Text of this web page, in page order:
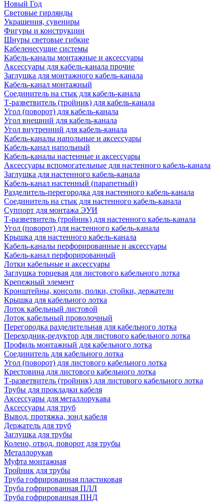
Новый Год
Световые гирлянды
Украшения, сувениры
Фигуры и конструкции
Шнуры световые гибкие
Кабеленесущие системы
Кабель-каналы монтажные и аксессуары
Аксессуары для кабель-канала прочие
Заглушка для монтажного кабель-канала
Кабель-канал монтажный
Соединитель на стык для кабель-канала
Т-разветвитель (тройник) для кабель-канала
Угол (поворот) для кабель-канала
Угол внешний для кабель-канала
Угол внутренний для кабель-канала
Кабель-каналы напольные и аксессуары
Кабель-канал напольный
Кабель-каналы настенные и аксессуары
Аксессуары вспомогательные для настенного кабель-канала
Заглушка для настенного кабель-канала
Кабель-канал настенный (парапетный)
Разделитель-перегородка для настенного кабель-канала
Соединитель на стык для настенного кабель-канала
Суппорт для монтажа ЭУИ
Т-разветвитель (тройник) для настенного кабель-канала
Угол (поворот) для настенного кабель-канала
Крышка для настенного кабель-канала
Кабель-каналы перфорированные и аксессуары
Кабель-канал перфорированный
Лотки кабельные и аксессуары
Заглушка торцевая для листового кабельного лотка
Крепежный элемент
Кронштейны, консоли, полки, стойки, держатели
Крышка для кабельного лотка
Лоток кабельный листовой
Лоток кабельный проволочный
Перегородка разделительная для кабельного лотка
Переходник-редуктор для листового кабельного лотка
Профиль монтажный для кабельного лотка
Соединитель для кабельного лотка
Угол (поворот) для листового кабельного лотка
Крестовина для листового кабельного лотка
Т-разветвитель (тройник) для листового кабельного лотка
Трубы для прокладки кабеля
Аксессуары для металлорукава
Аксессуары для труб
Вывод, протяжка, зонд кабеля
Держатель для труб
Заглушка для трубы
Колено, отвод, поворот для трубы
Металлорукав
Муфта монтажная
Тройник для трубы
Труба гофрированная пластиковая
Труба гофрированная ПЛЛ
Труба гофрированная ПНД